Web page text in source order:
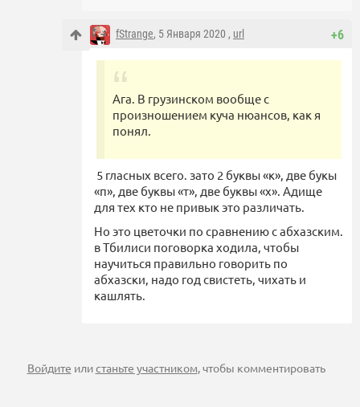
+6
fStrange, 5 Января 2020 , url
Ага. В грузинском вообще с
произношением куча нюансов, как я
понял.
5 гласных всего. зато 2 буквы «к», две букы
«п», две буквы «т», две буквы «х». Адище
для тех кто не привык это различать.
Но это цветочки по сравнению с абхазским.
в Тбилиси поговорка ходила, чтобы
научиться правильно говорить по
абхазски, надо год свистеть, чихать и
кашлять.
Войдите илистаньте участником, чтобы комментировать